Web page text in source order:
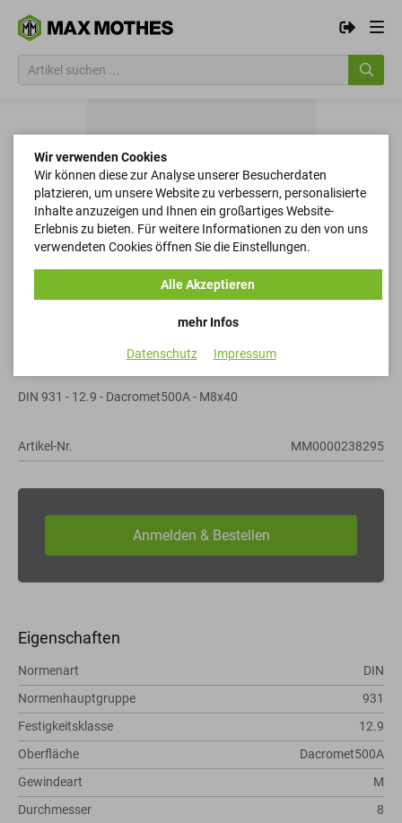
Sechskantschrauben
DIN 931 - 12.9 - Dacromet500A - M8x40
Artikel-Nr. MM0000238295
Eigenschaften
Normenart
DIN
Normenhauptgruppe
931
Festigkeitsklasse
12.9
Oberfläche
Dacromet500A
Gewindeart
M
Durchmesser
8
Wir verwenden Cookies
Wir können diese zur Analyse unserer Besucherdaten
platzieren, um unsere Website zu verbessern, personalisierte
Inhalte anzuzeigen und Ihnen ein großartiges Website-
Erlebnis zu bieten. Für weitere Informationen zu den von uns
verwendeten Cookies öffnen Sie die Einstellungen.
mehr Infos
Alle Akzeptieren
Datenschutz Impressum